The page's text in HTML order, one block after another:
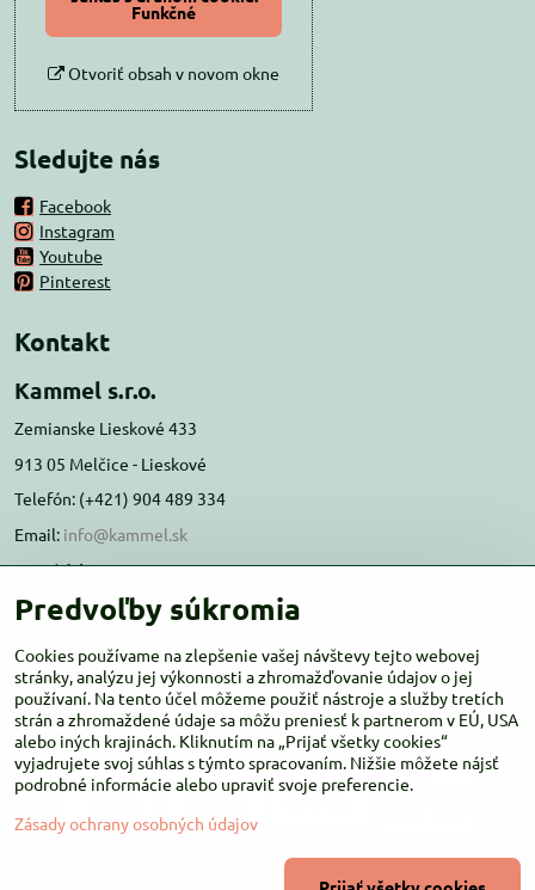
Funkčné
Otvoriť obsah v novom okne
Sledujte nás
Facebook
Instagram
Youtube
Pinterest
Kontakt
Kammel s.r.o.
Zemianske Lieskové 433
913 05 Melčice - Lieskové
Telefón: (+421) 904 489 334
Email: info@kammel.sk
Prevádzka:
Administratívna budova PD Melčice
Otváracie hodiny:PO-ŠT 8:00 - 16:00
PIA-NE Zatvorené
Copyright
Predvoľby súkromia
Cookies používame na zlepšenie vašej návštevy tejto webovej
stránky, analýzu jej výkonnosti a zhromažďovanie údajov o jej
používaní. Na tento účel môžeme použiť nástroje a služby tretích
strán a zhromaždené údaje sa môžu preniesť k partnerom v EÚ, USA
alebo iných krajinách. Kliknutím na „Prijať všetky cookies“
vyjadrujete svoj súhlas s týmto spracovaním. Nižšie môžete nájsť
podrobné informácie alebo upraviť svoje preferencie.
Zásady ochrany osobných údajov